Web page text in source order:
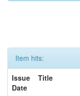
Item hits:
Issue
Date
Title